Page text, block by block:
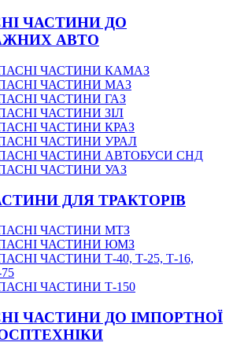
ЧАСТИНИ ДО
АВТО
ЧАСТИНИ КАМАЗ
ЧАСТИНИ МАЗ
ЧАСТИНИ ГАЗ
ЧАСТИНИ ЗІЛ
ЧАСТИНИ КРАЗ
ЧАСТИНИ УРАЛ
ЧАСТИНИ АВТОБУСИ СНД
ЧАСТИНИ УАЗ
ДЛЯ ТРАКТОРІВ
ЧАСТИНИ МТЗ
ЧАСТИНИ ЮМЗ
ЧАСТИНИ Т-40, Т-25, Т-16,
ЧАСТИНИ Т-150
ЧАСТИНИ ДО ІМПОРТНОЇ